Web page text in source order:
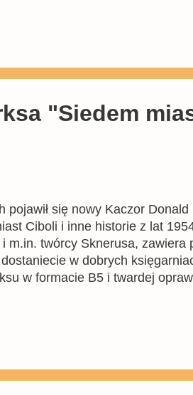
"Siedem
pojawił się nowy Kaczor
Ciboli i inne historie z lat
m.in. twórcy Sknerusa,
w dobrych
w formacie B5 i twardej
leminga w Norwegii,